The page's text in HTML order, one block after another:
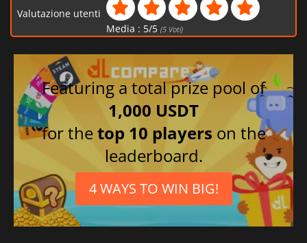
Spagnolo
Valutazione utenti
Media : 5/5 (5Voti)
Featuring a total prize pool of
1,000 USDT
for thetop 10 players on the
leaderboard.
4 WAYS TO WIN BIG!